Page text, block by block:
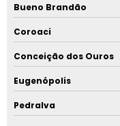
Bueno Brandão
Coroaci
Conceição dos Ouros
Eugenópolis
Pedralva